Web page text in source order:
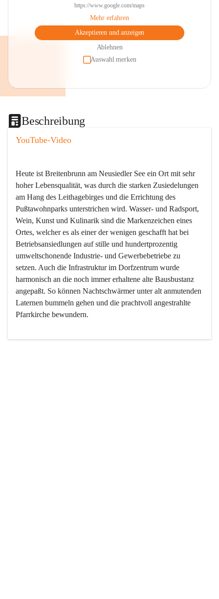
https://www.google.com/maps
Mehr erfahren
Akzeptieren und anzeigen
Ablehnen
Auswahl merken
Beschreibung
YouTube-Video
Heute ist Breitenbrunn am Neusiedler See ein Ort mit sehr
hoher Lebensqualität, was durch die starken Zusiedelungen
am Hang des Leithagebirges und die Errichtung des
Pußtawohnparks unterstrichen wird. Wasser- und Radsport,
Wein, Kunst und Kulinarik sind die Markenzeichen eines
Ortes, welcher es als einer der wenigen geschafft hat bei
Betriebsansiedlungen auf stille und hundertprozentig
umweltschonende Industrie- und Gewerbebetriebe zu
setzen. Auch die Infrastruktur im Dorfzentrum wurde
harmonisch an die noch immer erhaltene alte Bausbustanz
angepaßt. So können Nachtschwärmer unter alt anmutenden
Laternen bummeln gehen und die prachtvoll angestrahlte
Pfarrkirche bewundern.
Der Weinbau dominert heute nicht mehr, ist aber integrativer